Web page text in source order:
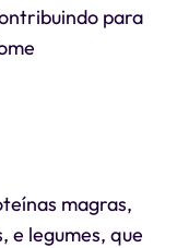
para
magras,
e legumes, que